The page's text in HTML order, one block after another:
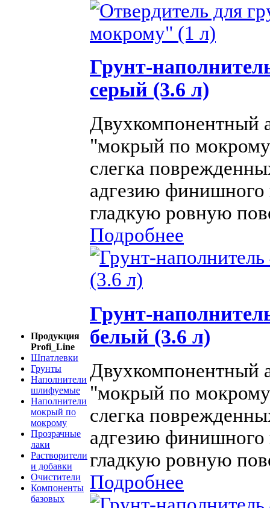
Продукция
Profi_Line
Шпатлевки
Грунты
Наполнители
шлифуемые
Наполнители
мокрый по
мокрому
Прозрачные
лаки
Растворители
и добавки
Очистители
Компоненты
базовых
Грунт-
серый (3.6 л)
Двухкомпонентный
"мокрый по
слегка
адгезию финишного
гладкую ровную
Подробнее
Грунт-
белый (3.6 л)
Двухкомпонентный
"мокрый по
слегка
адгезию финишного
гладкую ровную
Подробнее